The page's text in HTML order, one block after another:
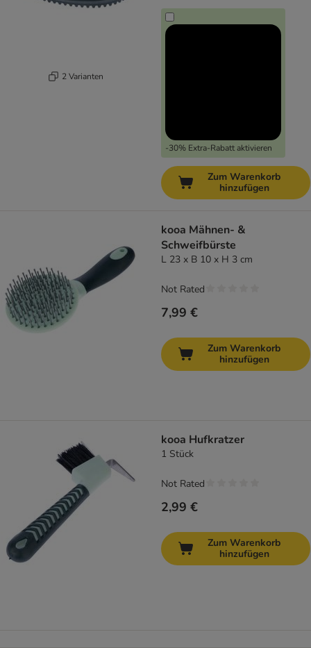
2 Varianten
-30% Extra-Rabatt aktivieren
Zum Warenkorb
hinzufügen
kooa Mähnen- &
Schweifbürste
L 23 x B 10 x H 3 cm
7,99 €
Not Rated
Zum Warenkorb
hinzufügen
kooa Hufkratzer
1 Stück
2,99 €
Not Rated
Zum Warenkorb
hinzufügen